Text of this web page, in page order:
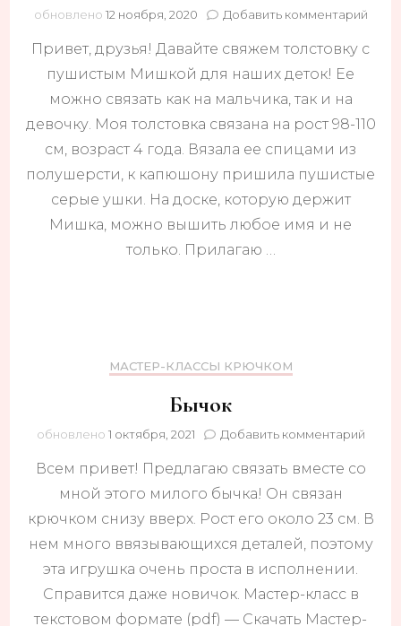
обновлено 12 ноября, 2020 Добавить комментарийк
Привет, друзья! Давайте свяжем толстовку с
пушистым Мишкой для наших деток! Ее
можно связать как на мальчика, так и на
девочку. Моя толстовка связана на рост 98-110
см, возраст 4 года. Вязала ее спицами из
полушерсти, к капюшону пришила пушистые
серые ушки. На доске, которую держит
Мишка, можно вышить любое имя и не
только. Прилагаю …
МАСТЕР-КЛАССЫ КРЮЧКОМ
Бычок
обновлено 1 октября, 2021 Добавить комментарийк
Всем привет! Предлагаю связать вместе со
мной этого милого бычка! Он связан
крючком снизу вверх. Рост его около 23 см. В
нем много ввязывающихся деталей, поэтому
эта игрушка очень проста в исполнении.
Справится даже новичок. Мастер-класс в
текстовом формате (pdf) — Скачать Мастер-